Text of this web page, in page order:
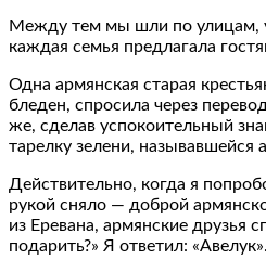
Между тем мы шли по улицам,
каждая семья предлагала
Одна армянская старая
бледен, спросила через
же, сделав успокоительный
тарелку зелени, называвшейся
Действительно, когда я
рукой сняло — доброй
из Еревана, армянские друзья
подарить?» Я ответил: «Авелук».